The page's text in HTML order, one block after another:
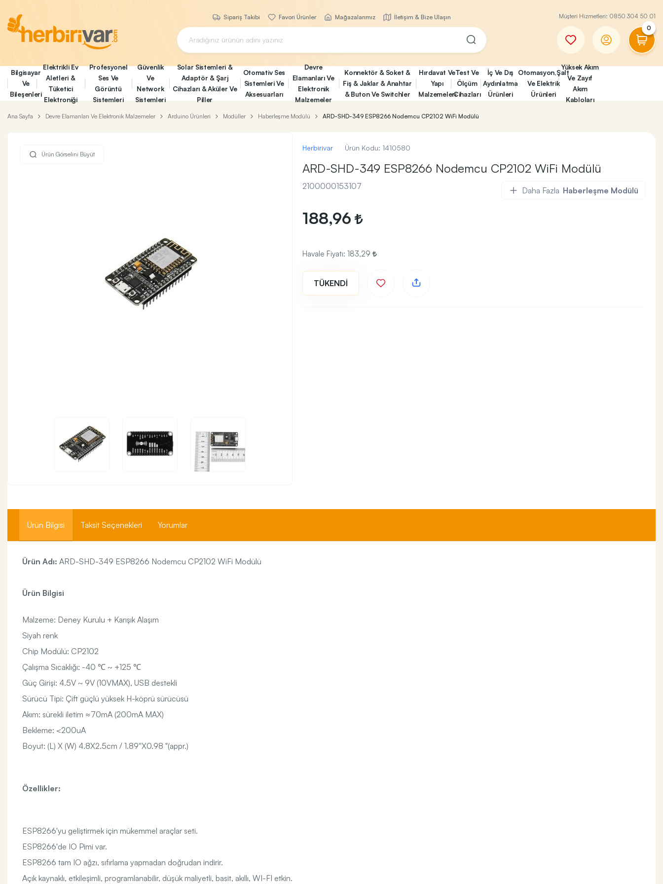
Sipariş Takibi Favori Ürünler Mağazalarımız İletişim & Bize Ulaşın Müşteri Hizmetleri: 0850 304 50 01
0
Bilgisayar
Ve
Bileşenleri
Elektrikli Ev
Aletleri &
Tüketici
Elektroniği
Profesyonel
Ses Ve
Görüntü
Sistemleri
Güvenlik
Ve
Network
Sistemleri
Solar Sistemleri &
Adaptör & Şarj
Cihazları & Aküler Ve
Piller
Otomativ Ses
Sistemleri Ve
Aksesuarları
Devre
Elamanları Ve
Elektronik
Malzemeler
Konnektör & Soket &
Fiş & Jaklar & Anahtar
& Buton Ve Switchler
Hırdavat Ve
Yapı
Malzemeleri
Test Ve
Ölçüm
Cihazları
İç Ve Dış
Aydınlatma
Ürünleri
Otomasyon,Şalt
Ve Elektrik
Ürünleri
Yüksek Akım
Ve Zayıf
Akım
Kabloları
Ana Sayfa Devre Elamanları Ve Elektronik Malzemeler Arduino Ürünleri Modüller Haberleşme Modülü ARD-SHD-349 ESP8266 Nodemcu CP2102 WiFi Modülü
Ürün Görselini Büyüt
Herbirivar Ürün Kodu: 1410580
ARD-SHD-349 ESP8266 Nodemcu CP2102 WiFi Modülü
2100000153107 Daha Fazla Haberleşme Modülü
188,96
Havale Fiyatı: 183,29
TÜKENDİ
Ürün Bilgisi Taksit Seçenekleri Yorumlar
Ürün Adı: ARD-SHD-349 ESP8266 Nodemcu CP2102 WiFi Modülü
Ürün Bilgisi
Malzeme: Deney Kurulu + Karışık Alaşım
Siyah renk
Chip Modülü: CP2102
Çalışma Sıcaklığı: -40 ℃ ~ +125 ℃
Güç Girişi: 4.5V ~ 9V (10VMAX), USB destekli
Sürücü Tipi: Çift güçlü yüksek H-köprü sürücüsü
Akım: sürekli iletim ≈70mA (200mA MAX)
Bekleme: <200uA
Boyut: (L) X (W) 4.8X2.5cm / 1.89''X0.98 "(appr.)
Özellikler:
ESP8266'yu geliştirmek için mükemmel araçlar seti.
ESP8266'de IO Pimi var.
ESP8266 tam IO ağzı, sıfırlama yapmadan doğrudan indirir.
Açık kaynaklı, etkileşimli, programlanabilir, düşük maliyetli, basit, akıllı, WI-FI etkin.